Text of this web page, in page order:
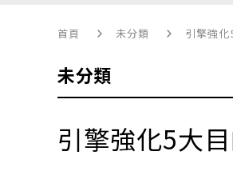
首頁 未分類 引擎強
未分類
引擎強化5大